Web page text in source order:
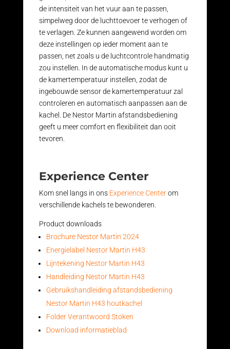
de intensiteit van het vuur aan te passen,
simpelweg door de luchttoevoer te verhogen of
te verlagen. Ze kunnen aangewend worden om
deze instellingen op ieder moment aan te
passen, net zoals u de luchtcontrole handmatig
zou instellen. In de automatische modus kunt u
de kamertemperatuur instellen, zodat de
ingebouwde sensor de kamertemperatuur zal
controleren en automatisch aanpassen aan de
kachel. De Nestor Martin afstandsbediening
geeft u meer comfort en flexibiliteit dan ooit
tevoren.
Experience Center
Kom snel langs in ons Experience Centerom
verschillende kachels te bewonderen.
Product downloads
Brochure Nestor Martin 2024
Energielabel Nestor Martin H43
Lijntekening Nestor Martin H43
Handleiding Nestor Martin H43
Gebruikshandleiding afstandsbediening
Nestor Martin H43 houtkachel
Folder Verantwoord Stoken
Download informatieblad